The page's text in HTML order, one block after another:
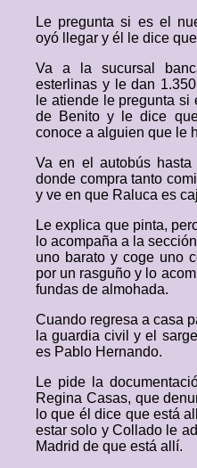
Le pregunta si es el
oyó llegar y él le dice
Va a la sucursal
esterlinas y le dan
le atiende le pregunta
de Benito y le dice
conoce a alguien que le
Va en el autobús hasta
donde compra tanto
y ve en que Raluca es
Le explica que pinta,
lo acompaña a la
uno barato y coge uno
por un rasguño y lo
fundas de almohada.
Cuando regresa a casa
la guardia civil y el
es Pablo Hernando.
Le pide la
Regina Casas, que
lo que él dice que está
estar solo y Collado le
Madrid de que está allí.